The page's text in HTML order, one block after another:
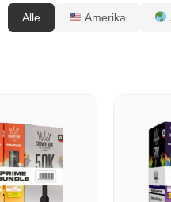
Alle Amerika